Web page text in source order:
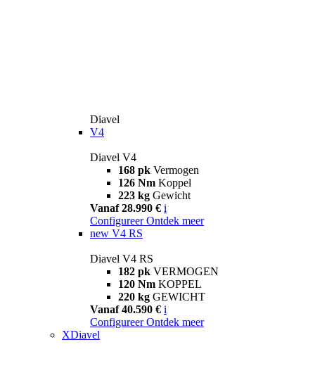
Diavel
V4
Diavel V4
168 pk Vermogen
126 Nm Koppel
223 kg Gewicht
Vanaf 28.990 € i
Configureer Ontdek meer
new V4 RS
Diavel V4 RS
182 pk VERMOGEN
120 Nm KOPPEL
220 kg GEWICHT
Vanaf 40.590 € i
Configureer Ontdek meer
XDiavel